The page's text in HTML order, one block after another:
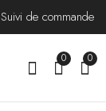
Suivi de commande
0 0